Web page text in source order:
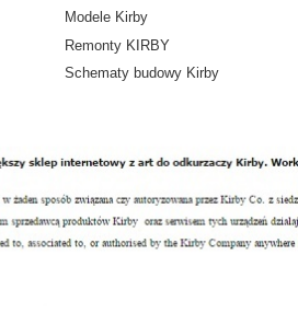
Modele Kirby
Remonty KIRBY
Schematy budowy Kirby